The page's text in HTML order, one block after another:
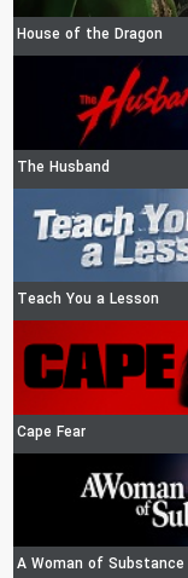
House of the Dragon
The Husband
Teach You a Lesson
Cape Fear
A Woman of Substance